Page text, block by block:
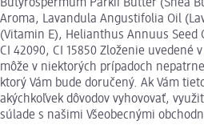
Butyrospermum Parkii Butter (Shea
Aroma, Lavandula Angustifolia Oil
(Vitamin E), Helianthus Annuus Seed
CI 42090, CI 15850 Zloženie uvedené
môže v niektorých prípadoch
ktorý Vám bude doručený. Ak Vám
akýchkoľvek dôvodov vyhovovať,
súlade s našimi Všeobecnými